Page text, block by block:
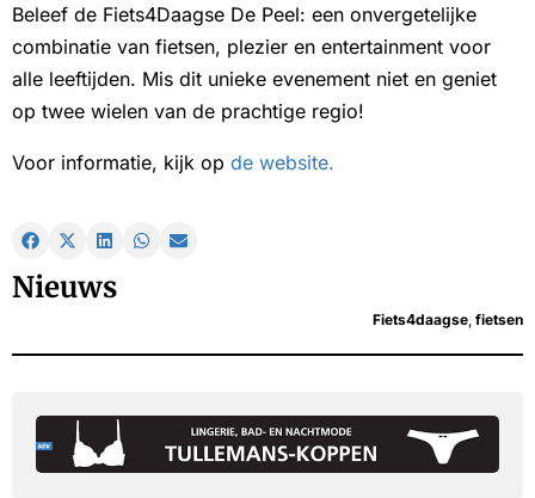
Beleef de Fiets4Daagse De Peel: een onvergetelijke
combinatie van fietsen, plezier en entertainment voor
alle leeftijden. Mis dit unieke evenement niet en geniet
op twee wielen van de prachtige regio!
Voor informatie, kijk op de website.
Nieuws
Fiets4daagse fietsen